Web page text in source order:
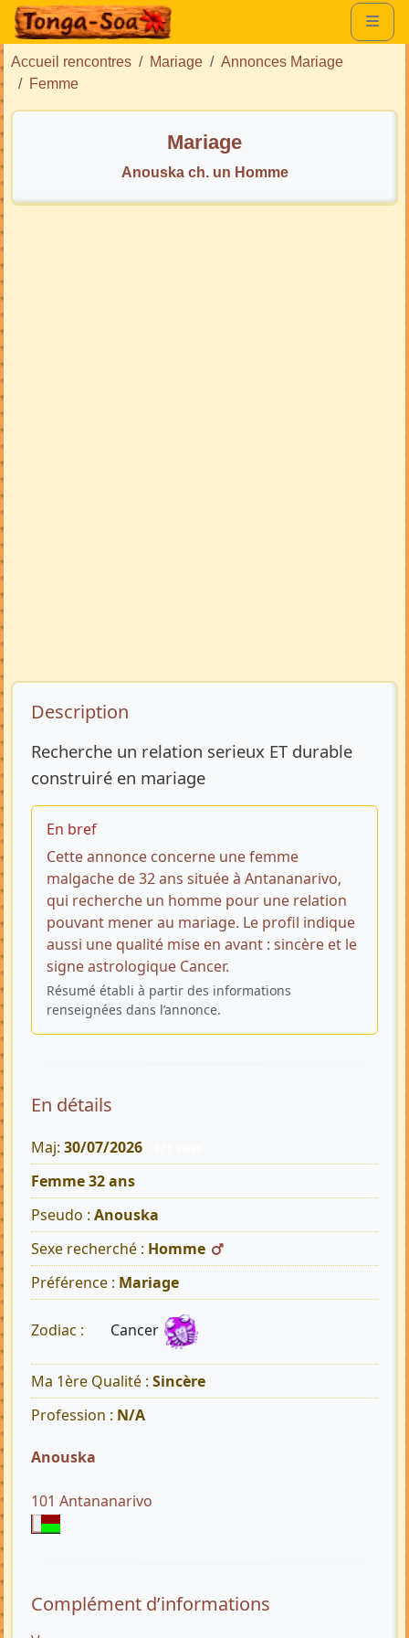
Accueil rencontres Mariage
Annonces Mariage
Femme
Mariage
Anouska ch. un Homme
Description de l’annonce
Description
Recherche un relation serieux ET durable
construiré en mariage
En bref
Cette annonce concerne une femme
malgache de 32 ans située à Antananarivo,
qui recherche un homme pour une relation
pouvant mener au mariage. Le profil indique
aussi une qualité mise en avant : sincère et le
signe astrologique Cancer.
Résumé établi à partir des informations
renseignées dans l’annonce.
En détails
Maj: 30/07/2026
Femme 32 ans
Pseudo : Anouska
Sexe recherché : Homme
Préférence : Mariage
Zodiac : Cancer
Ma 1ère Qualité : Sincère
Profession : N/A
Anouska
101 Antananarivo
Complément d’informations